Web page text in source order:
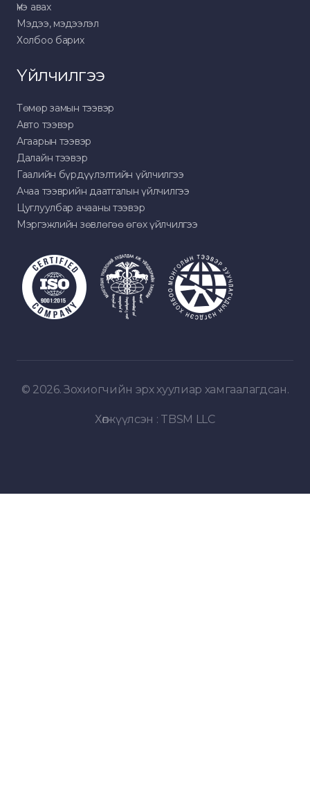
Үнэ авах
Мэдээ, мэдээлэл
Холбоо барих
Үйлчилгээ
Төмөр замын тээвэр
Авто тээвэр
Агаарын тээвэр
Далайн тээвэр
Гаалийн бүрдүүлэлтийн үйлчилгээ
Ачаа тээврийн даатгалын үйлчилгээ
Цуглуулбар ачааны тээвэр
Мэргэжлийн зөвлөгөө өгөх үйлчилгээ
© 2026. Зохиогчийн эрх хуулиар хамгаалагдсан.
Хөгжүүлсэн : TBSM LLC